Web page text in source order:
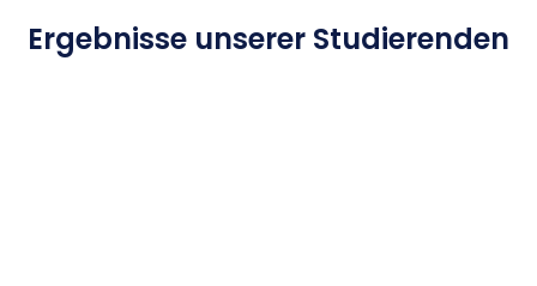
Ergebnisse unserer Studierenden